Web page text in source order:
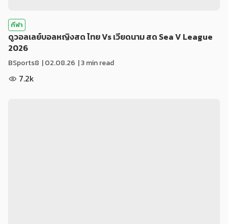
กีฬา
ดูวอลเลย์บอลหญิงสด ไทย Vs เวียดนาม สด Sea V League
2026
BSports8 |02.08.26 | 3 min read
7.2k